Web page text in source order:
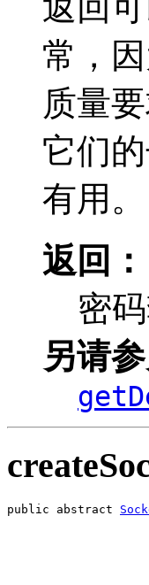
常，
质量
它们
有用。
返回：
密
另请参
public abstract